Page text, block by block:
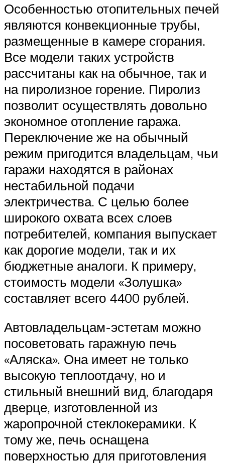
Особенностью отопительных печей
являются конвекционные трубы,
размещенные в камере сгорания.
Все модели таких устройств
рассчитаны как на обычное, так и
на пиролизное горение. Пиролиз
позволит осуществлять довольно
экономное отопление гаража.
Переключение же на обычный
режим пригодится владельцам, чьи
гаражи находятся в районах
нестабильной подачи
электричества. С целью более
широкого охвата всех слоев
потребителей, компания выпускает
как дорогие модели, так и их
бюджетные аналоги. К примеру,
стоимость модели «Золушка»
составляет всего 4400 рублей.
Автовладельцам-эстетам можно
посоветовать гаражную печь
«Аляска». Она имеет не только
высокую теплоотдачу, но и
стильный внешний вид, благодаря
дверце, изготовленной из
жаропрочной стеклокерамики. К
тому же, печь оснащена
поверхностью для приготовления